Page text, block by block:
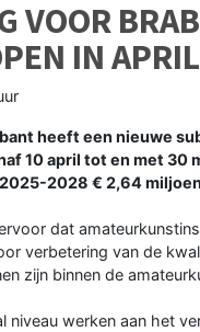
VOOR
IN APRIL
heeft een nieuwe
10 april tot en met 30
2028 € 2,64
dat
verbetering van de
zijn binnen de
niveau werken aan het